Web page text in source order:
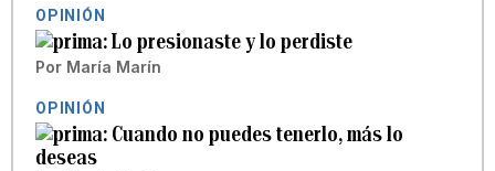
OPINIÓN
Lo presionaste y lo perdiste
Por María Marín
OPINIÓN
Cuando no puedes tenerlo, más lo
deseas